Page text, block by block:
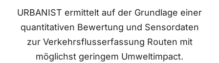
URBANIST ermittelt auf der Grundlage einer
quantitativen Bewertung und Sensordaten
zur Verkehrsflusserfassung Routen mit
möglichst geringem Umweltimpact.